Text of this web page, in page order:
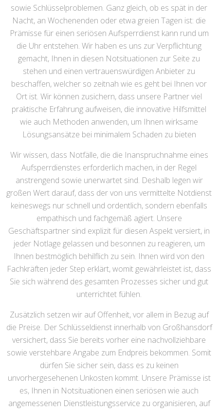
sowie Schlüsselproblemen. Ganz gleich, ob es spät in der
Nacht, an Wochenenden oder etwa greien Tagen ist: die
Prämisse für einen seriösen Aufsperrdienst kann rund um
die Uhr entstehen. Wir haben es uns zur Verpflichtung
gemacht, Ihnen in diesen Notsituationen zur Seite zu
stehen und einen vertrauenswürdigen Anbieter zu
beschaffen, welcher so zeitnah wie es geht bei Ihnen vor
Ort ist. Wir können zusichern, dass unsere Partner viel
praktische Erfahrung aufweisen, die innovative Hilfsmittel
wie auch Methoden anwenden, um Ihnen wirksame
Lösungsansätze bei minimalem Schaden zu bieten
Wir wissen, dass Notfälle, die die Inanspruchnahme eines
Aufsperrdienstes erforderlich machen, in der Regel
anstrengend sowie unerwartet sind. Deshalb legen wir
großen Wert darauf, dass der von uns vermittelte Notdienst
keineswegs nur schnell und ordentlich, sondern ebenfalls
empathisch und fachgemäß agiert. Unsere
Geschäftspartner sind explizit für diesen Aspekt versiert, in
jeder Notlage gelassen und besonnen zu reagieren, um
Ihnen bestmöglich behilflich zu sein. Ihnen wird von den
Fachkräften jeder Step erklärt, womit gewährleistet ist, dass
Sie sich während des gesamten Prozesses sicher und gut
unterrichtet fühlen.
Zusätzlich setzen wir auf Offenheit, vor allem in Bezug auf
die Preise. Der Schlüsseldienst innerhalb von Großhansdorf
versichert, dass Sie bereits vorher eine nachvollziehbare
sowie verstehbare Angabe zum Endpreis bekommen. Somit
dürfen Sie sicher sein, dass es zu keinen
unvorhergesehenen Unkosten kommt. Unsere Prämisse ist
es, Ihnen in Notsituationen einen seriösen wie auch
angemessenen Dienstleistungsservice zu organisieren, auf